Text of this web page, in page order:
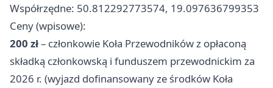
Współrzędne: 50.812292773574, 19.097636799353
Ceny (wpisowe):
200 zł– członkowie Koła Przewodników z opłaconą
składką członkowską i funduszem przewodnickim za
2026 r. (wyjazd dofinansowany ze środków Koła